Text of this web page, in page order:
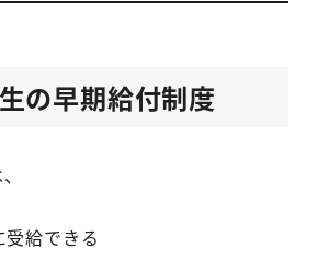
の早期給付制度
給できる